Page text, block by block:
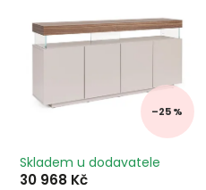
–25 %
Skladem u dodavatele
30 968 Kč